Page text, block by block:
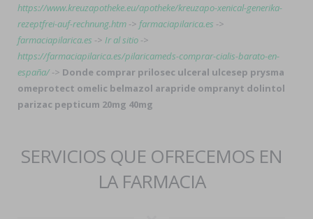
https://www.kreuzapotheke.eu/apotheke/kreuzapo-xenical-generika-
rezeptfrei-auf-rechnung.htm -> farmaciapilarica.es ->
farmaciapilarica.es -> Ir al sitio ->
https://farmaciapilarica.es/pilaricameds-comprar-cialis-barato-en-
españa/-> Donde comprar prilosec ulceral ulcesep prysma
omeprotect omelic belmazol arapride ompranyt dolintol
parizac pepticum 20mg 40mg
SERVICIOS QUE OFRECEMOS EN
LA FARMACIA